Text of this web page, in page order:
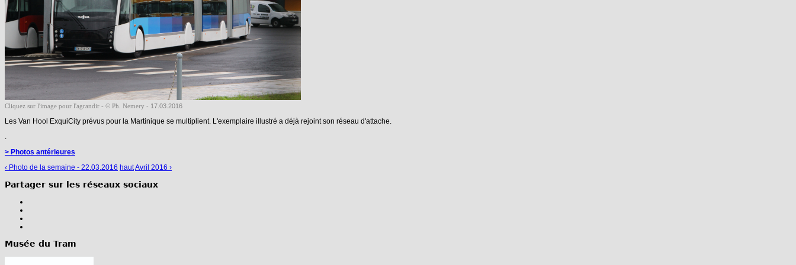
Cliquez sur l'image pour l'agrandir - © Ph. Nemery - 17.03.2016
Les Van Hool ExquiCity prévus pour la Martinique se multiplient. L'exemplaire illustré a déjà rejoint son réseau d'attache.
.
> Photos antérieures
‹ Photo de la semaine - 22.03.2016 hautAvril 2016 ›
Partager sur les réseaux sociaux
Musée du Tram